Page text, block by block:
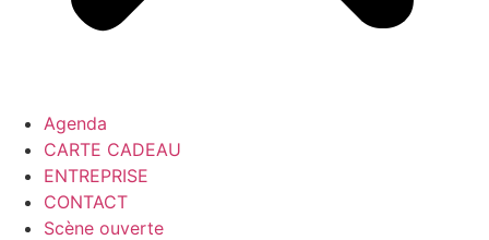
Agenda
CARTE CADEAU
ENTREPRISE
CONTACT
Scène ouverte